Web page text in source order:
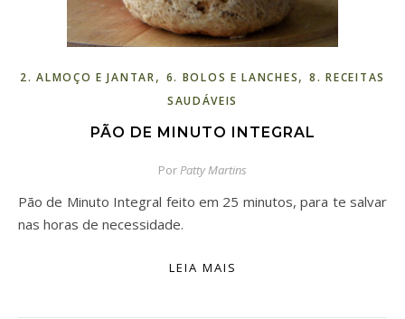
2. ALMOÇO E JANTAR, 6. BOLOS E LANCHES,8. RECEITAS
SAUDÁVEIS
PÃO DE MINUTO INTEGRAL
PorPatty Martins
Pão de Minuto Integral feito em 25 minutos, para te salvar
nas horas de necessidade.
LEIA MAIS